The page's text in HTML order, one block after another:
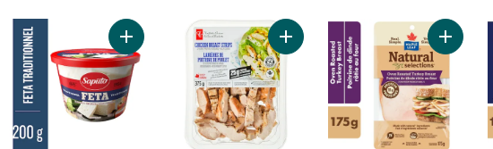
Ajouter Fromage Feta au panierAjouter Lanières de poitrine de
Ajouter